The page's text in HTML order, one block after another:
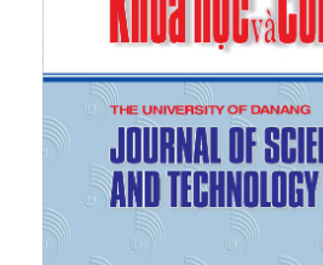
Surface & Coatings
437446.
[6]G. Yoganandan, K.
Balaraju, “Evaluation of
self-healing behavior of
conversion coating
Surface & Coatings
258.
H. Vakili, B.
corrosion performance and